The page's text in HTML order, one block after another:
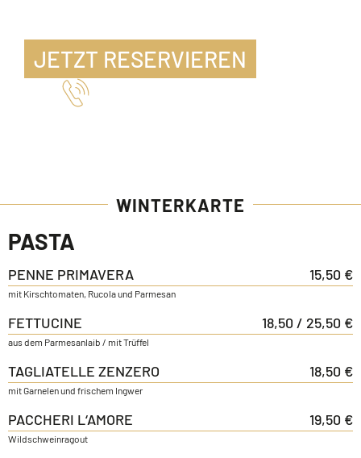
JETZT RESERVIEREN
WINTERKARTE
PASTA
PENNE PRIMAVERA 15,50 €
mit Kirschtomaten, Rucola und Parmesan
FETTUCINE 18,50 / 25,50 €
aus dem Parmesanlaib / mit Trüffel
TAGLIATELLE ZENZERO 18,50 €
mit Garnelen und frischem Ingwer
PACCHERI L‘AMORE 19,50 €
Wildschweinragout